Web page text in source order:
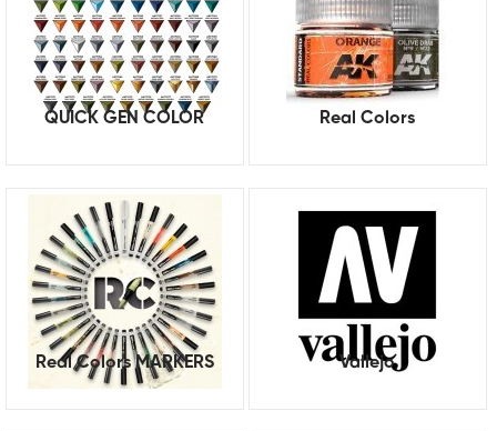
QUICK GEN COLOR Real Colors
Real Colors MARKERS Vallejo